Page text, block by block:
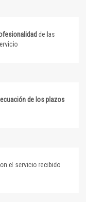
de las
de los plazos
el servicio recibido